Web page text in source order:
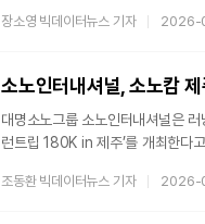
넓혔다. 해골투어는 해외골프투어
중순 ~ 4월 초) 벚꽃 골프 장소로
장소영 빅데이터뉴스 기자 2026-
소노인터내셔널, 소노캄
대명소노그룹 소노인터내셔널은
런트립 180K in 제주’를 개최한다
특색을 살린 러닝 코스의 매력과
조동환 빅데이터뉴스 기자 2026-